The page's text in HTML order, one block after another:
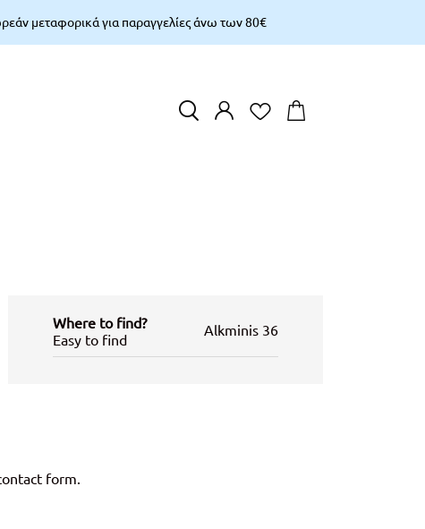
μεταφορικά για παραγγελίες άνω των 80€
Where to find?
Easy to find
Αlkminis 36
form.
Cart